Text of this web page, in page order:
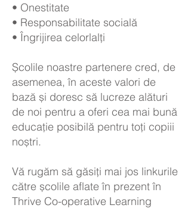
• Onestitate
• Responsabilitate socială
• Îngrijirea celorlalți
Școlile noastre partenere cred, de
asemenea, în aceste valori de
bază și doresc să lucreze alături
de noi pentru a oferi cea mai bună
educație posibilă pentru toți copiii
noștri.
Vă rugăm să găsiți mai jos linkurile
către școlile aflate în prezent în
Thrive Co-operative Learning